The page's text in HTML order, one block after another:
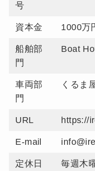
号
資本金 1000万
船舶部
門
Boat
車両部
門
くるま
URL https://
E-mail
定休日
毎週木